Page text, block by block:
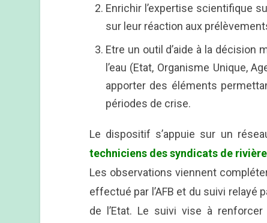
Enrichir l’expertise scientifique
sur leur réaction aux
Etre un outil d’aide à la
l’eau (Etat, Organisme Unique,
apporter des éléments
périodes de crise.
Le dispositif s’appuie sur un
techniciens des syndicats de
Les observations viennent
effectué par l’AFB et du suivi
de l’Etat. Le suivi vise à